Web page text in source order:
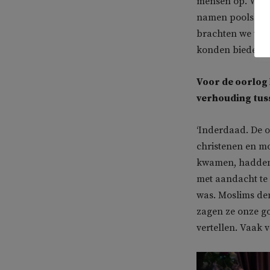
namen
brachten we
konden bieden.
Voor de oorlog
verhouding
‘Inderdaad. De
christenen en
kwamen,
met aandacht
was. Moslims
zagen ze onze
vertellen. Vaak